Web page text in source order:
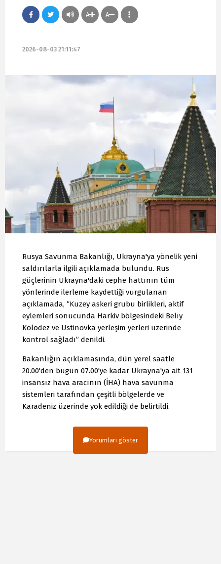
A A
2026-08-03 21:11:47
Rusya Savunma Bakanlığı, Ukrayna'ya yönelik yeni
saldırılarla ilgili açıklamada bulundu. Rus
güçlerinin Ukrayna'daki cephe hattının tüm
yönlerinde ilerleme kaydettiği vurgulanan
açıklamada, “Kuzey askeri grubu birlikleri, aktif
eylemleri sonucunda Harkiv bölgesindeki Belıy
Kolodez ve Ustinovka yerleşim yerleri üzerinde
kontrol sağladı” denildi.
Bakanlığın açıklamasında, dün yerel saatle
20.00'den bugün 07.00'ye kadar Ukrayna'ya ait 131
insansız hava aracının (İHA) hava savunma
sistemleri tarafından çeşitli bölgelerde ve
Karadeniz üzerinde yok edildiği de belirtildi.
Yorumları göster